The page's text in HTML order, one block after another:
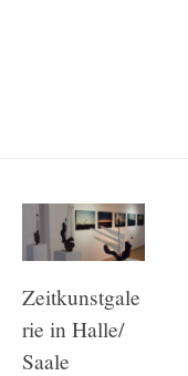
Zeitkunstgale
rie in Halle/
Saale